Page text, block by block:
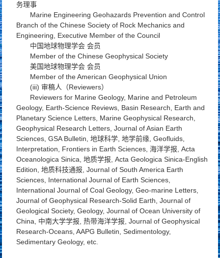
务理事
Marine Engineering Geohazards Prevention and Control
Branch of the Chinese Society of Rock Mechanics and
Engineering, Executive Member of the Council
中国地球物理学会 会员
Member of the Chinese Geophysical Society
美国地球物理学会 会员
Member of the American Geophysical Union
(iii) 审稿人（Reviewers）
Reviewers for Marine Geology, Marine and Petroleum
Geology, Earth-Science Reviews, Basin Research, Earth and
Planetary Science Letters, Marine Geophysical Research,
Geophysical Research Letters, Journal of Asian Earth
Sciences, GSA Bulletin, 地球科学, 地学前缘, Geofluids,
Interpretation, Frontiers in Earth Sciences, 海洋学报, Acta
Oceanologica Sinica, 地质学报, Acta Geologica Sinica-English
Edition, 地质科技通报, Journal of South America Earth
Sciences, International Journal of Earth Sciences,
International Journal of Coal Geology, Geo-marine Letters,
Journal of Geophysical Research-Solid Earth, Journal of
Geological Society, Geology, Journal of Ocean University of
China, 中南大学学报, 热带海洋学报, Journal of Geophysical
Research-Oceans, AAPG Bulletin, Sedimentology,
Sedimentary Geology, etc.